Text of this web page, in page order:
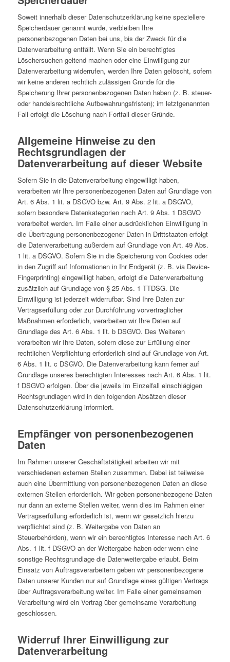
Soweit innerhalb dieser Datenschutzerklärung keine speziellere
Speicherdauer genannt wurde, verbleiben Ihre
personenbezogenen Daten bei uns, bis der Zweck für die
Datenverarbeitung entfällt. Wenn Sie ein berechtigtes
Löschersuchen geltend machen oder eine Einwilligung zur
Datenverarbeitung widerrufen, werden Ihre Daten gelöscht, sofern
wir keine anderen rechtlich zulässigen Gründe für die
Speicherung Ihrer personenbezogenen Daten haben (z. B. steuer-
oder handelsrechtliche Aufbewahrungsfristen); im letztgenannten
Fall erfolgt die Löschung nach Fortfall dieser Gründe.
Allgemeine Hinweise zu den
Rechtsgrundlagen der
Datenverarbeitung auf dieser Website
Sofern Sie in die Datenverarbeitung eingewilligt haben,
verarbeiten wir Ihre personenbezogenen Daten auf Grundlage von
Art. 6 Abs. 1 lit. a DSGVO bzw. Art. 9 Abs. 2 lit. a DSGVO,
sofern besondere Datenkategorien nach Art. 9 Abs. 1 DSGVO
verarbeitet werden. Im Falle einer ausdrücklichen Einwilligung in
die Übertragung personenbezogener Daten in Drittstaaten erfolgt
die Datenverarbeitung außerdem auf Grundlage von Art. 49 Abs.
1 lit. a DSGVO. Sofern Sie in die Speicherung von Cookies oder
in den Zugriff auf Informationen in Ihr Endgerät (z. B. via Device-
Fingerprinting) eingewilligt haben, erfolgt die Datenverarbeitung
zusätzlich auf Grundlage von § 25 Abs. 1 TTDSG. Die
Einwilligung ist jederzeit widerrufbar. Sind Ihre Daten zur
Vertragserfüllung oder zur Durchführung vorvertraglicher
Maßnahmen erforderlich, verarbeiten wir Ihre Daten auf
Grundlage des Art. 6 Abs. 1 lit. b DSGVO. Des Weiteren
verarbeiten wir Ihre Daten, sofern diese zur Erfüllung einer
rechtlichen Verpflichtung erforderlich sind auf Grundlage von Art.
6 Abs. 1 lit. c DSGVO. Die Datenverarbeitung kann ferner auf
Grundlage unseres berechtigten Interesses nach Art. 6 Abs. 1 lit.
f DSGVO erfolgen. Über die jeweils im Einzelfall einschlägigen
Rechtsgrundlagen wird in den folgenden Absätzen dieser
Datenschutzerklärung informiert.
Empfänger von personenbezogenen
Daten
Im Rahmen unserer Geschäftstätigkeit arbeiten wir mit
verschiedenen externen Stellen zusammen. Dabei ist teilweise
auch eine Übermittlung von personenbezogenen Daten an diese
externen Stellen erforderlich. Wir geben personenbezogene Daten
nur dann an externe Stellen weiter, wenn dies im Rahmen einer
Vertragserfüllung erforderlich ist, wenn wir gesetzlich hierzu
verpflichtet sind (z. B. Weitergabe von Daten an
Steuerbehörden), wenn wir ein berechtigtes Interesse nach Art. 6
Abs. 1 lit. f DSGVO an der Weitergabe haben oder wenn eine
sonstige Rechtsgrundlage die Datenweitergabe erlaubt. Beim
Einsatz von Auftragsverarbeitern geben wir personenbezogene
Daten unserer Kunden nur auf Grundlage eines gültigen Vertrags
über Auftragsverarbeitung weiter. Im Falle einer gemeinsamen
Verarbeitung wird ein Vertrag über gemeinsame Verarbeitung
geschlossen.
Widerruf Ihrer Einwilligung zur
Datenverarbeitung